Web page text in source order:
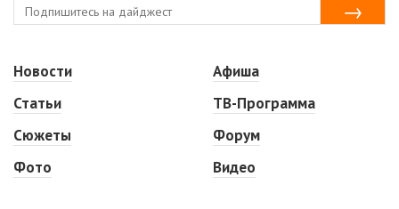
Новости
Статьи
Сюжеты
Фото
Афиша
ТВ-Программа
Форум
Видео